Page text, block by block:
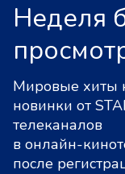
Неделя
Мировые хиты
новинки от
телеканалов
в онлайн-
после